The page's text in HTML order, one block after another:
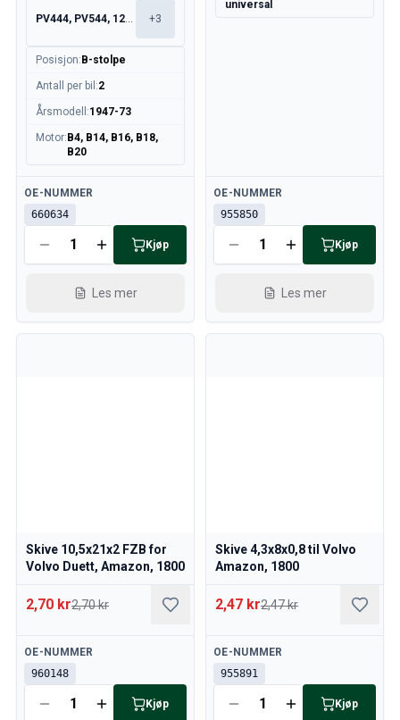
PV444, PV544, 120, 130 +3
Posisjon: B-stolpe
Antall per bil :2
Årsmodell :1947-73
Motor: B4, B14, B16, B18,
B20
Tilgjengelig
OE-NUMMER
660634
Kjøp
Les mer
universal
Tilgjengelig
OE-NUMMER
955850
Kjøp
Les mer
Skive 10,5x21x2 FZB for
Volvo Duett, Amazon, 1800
2,70 kr2,70 kr
Tilgjengelig
OE-NUMMER
960148
Kjøp
Skive 4,3x8x0,8 til Volvo
Amazon, 1800
2,47 kr2,47 kr
Tilgjengelig
OE-NUMMER
955891
Kjøp